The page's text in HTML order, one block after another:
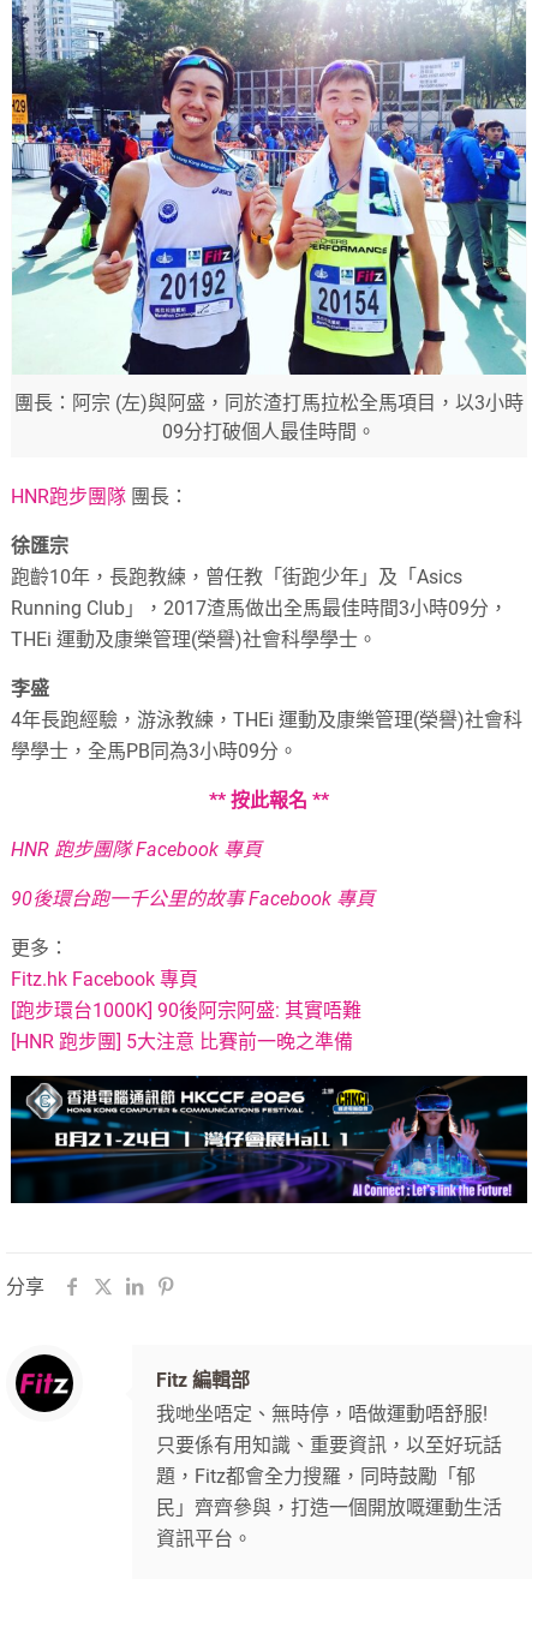
團長：阿宗 (左)與阿盛，同於渣打馬拉松全馬項目，以3小時
09分打破個人最佳時間。
HNR跑步團隊 團長：
徐匯宗
跑齡10年，長跑教練，曾任教「街跑少年」及「Asics
Running Club」，2017渣馬做出全馬最佳時間3小時09分，
THEi 運動及康樂管理(榮譽)社會科學學士。
李盛
4年長跑經驗，游泳教練，THEi 運動及康樂管理(榮譽)社會科
學學士，全馬PB同為3小時09分。
** 按此報名 **
HNR 跑步團隊 Facebook 專頁
90後環台跑一千公里的故事 Facebook 專頁
更多：
Fitz.hk Facebook 專頁
[跑步環台1000K] 90後阿宗阿盛: 其實唔難
[HNR 跑步團] 5大注意 比賽前一晚之準備
分享
Fitz 編輯部
我哋坐唔定、無時停，唔做運動唔舒服!
只要係有用知識、重要資訊，以至好玩話
題，Fitz都會全力搜羅，同時鼓勵「郁
民」齊齊參與，打造一個開放嘅運動生活
資訊平台。